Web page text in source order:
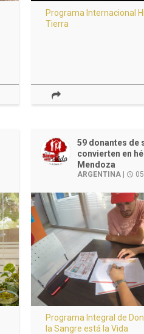
Programa Internacional
Tierra
59 donantes de
convierten en
Mendoza
ARGENTINA access_time
Programa Integral de
la Sangre está la Vida